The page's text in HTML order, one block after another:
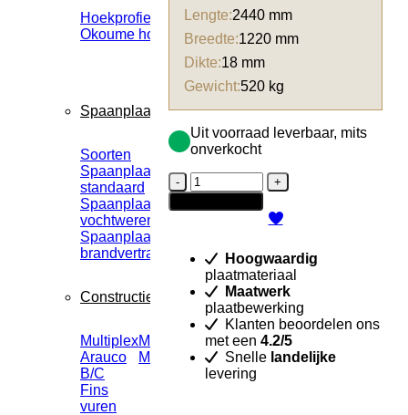
Hoekprofielen
Okoume hoekprofielen
Overig
Bravo multiplex
Beuken multiplex
Spaanplaat
Soorten
Spaanplaat
standaard
Spaanplaat
vochtwerend
Spaanplaat
brandvertragend
Afwerking
Spaanplaat
grondeerfolie
Constructieplaat
Multiplex
Arauco
B/C
Fins
vuren
Melaplex
Melaplex
Betonplex
Betonplex
zwart
Betonplex
antislip
Lengte:2440 mm
Breedte:1220 mm
Dikte:18 mm
Gewicht:520 kg
Uit voorraad leverbaar, mits
onverkocht
Fins
Vuren
underlayment
en
groef
WBP
langszijden
FSC
Mix
credit
Hoogwaardig
plaatmateriaal
Maatwerk
plaatbewerking
Klanten beoordelen ons
met een 4.2/5
Snelle landelijke
levering